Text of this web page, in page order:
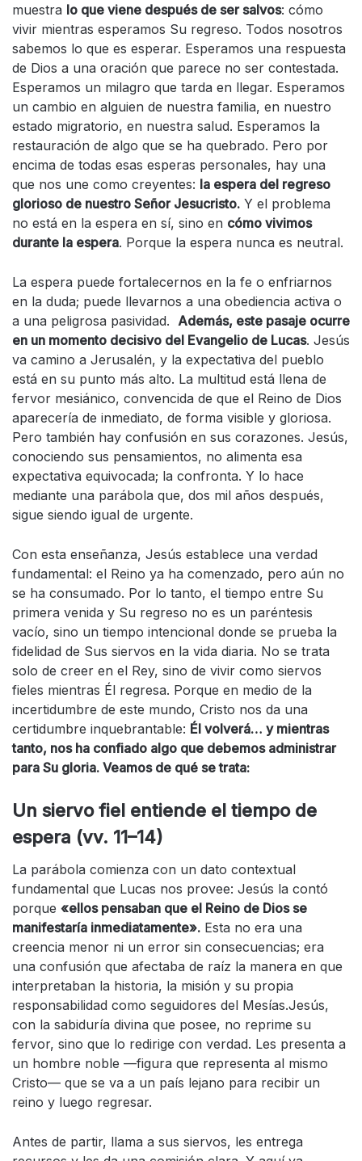
muestra lo que viene después de ser salvos: cómo
vivir mientras esperamos Su regreso. Todos nosotros
sabemos lo que es esperar. Esperamos una respuesta
de Dios a una oración que parece no ser contestada.
Esperamos un milagro que tarda en llegar. Esperamos
un cambio en alguien de nuestra familia, en nuestro
estado migratorio, en nuestra salud. Esperamos la
restauración de algo que se ha quebrado. Pero por
encima de todas esas esperas personales, hay una
que nos une como creyentes: la espera del regreso
glorioso de nuestro Señor Jesucristo. Y el problema
no está en la espera en sí, sino en cómo vivimos
durante la espera. Porque la espera nunca es neutral.
La espera puede fortalecernos en la fe o enfriarnos
en la duda; puede llevarnos a una obediencia activa o
a una peligrosa pasividad. Además, este pasaje ocurre
en un momento decisivo del Evangelio de Lucas. Jesús
va camino a Jerusalén, y la expectativa del pueblo
está en su punto más alto. La multitud está llena de
fervor mesiánico, convencida de que el Reino de Dios
aparecería de inmediato, de forma visible y gloriosa.
Pero también hay confusión en sus corazones. Jesús,
conociendo sus pensamientos, no alimenta esa
expectativa equivocada; la confronta. Y lo hace
mediante una parábola que, dos mil años después,
sigue siendo igual de urgente.
Con esta enseñanza, Jesús establece una verdad
fundamental: el Reino ya ha comenzado, pero aún no
se ha consumado. Por lo tanto, el tiempo entre Su
primera venida y Su regreso no es un paréntesis
vacío, sino un tiempo intencional donde se prueba la
fidelidad de Sus siervos en la vida diaria. No se trata
solo de creer en el Rey, sino de vivir como siervos
fieles mientras Él regresa. Porque en medio de la
incertidumbre de este mundo, Cristo nos da una
certidumbre inquebrantable: Él volverá… y mientras
tanto, nos ha confiado algo que debemos administrar
para Su gloria. Veamos de qué se trata:
Un siervo fiel entiende el tiempo de
espera (vv. 11–14)
La parábola comienza con un dato contextual
fundamental que Lucas nos provee: Jesús la contó
porque «ellos pensaban que el Reino de Dios se
manifestaría inmediatamente». Esta no era una
creencia menor ni un error sin consecuencias; era
una confusión que afectaba de raíz la manera en que
interpretaban la historia, la misión y su propia
responsabilidad como seguidores del Mesías.Jesús,
con la sabiduría divina que posee, no reprime su
fervor, sino que lo redirige con verdad. Les presenta a
un hombre noble —figura que representa al mismo
Cristo— que se va a un país lejano para recibir un
reino y luego regresar.
Antes de partir, llama a sus siervos, les entrega